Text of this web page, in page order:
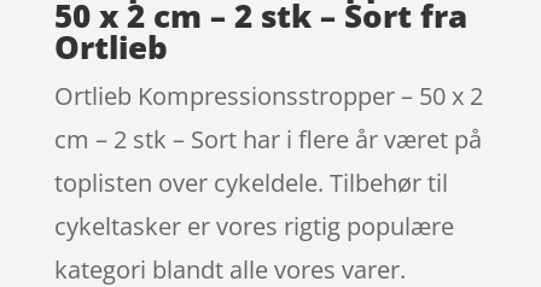
50 x 2 cm – 2 stk – Sort fra
Ortlieb
Ortlieb Kompressionsstropper – 50 x 2
cm – 2 stk – Sort har i flere år været på
toplisten over cykeldele. Tilbehør til
cykeltasker er vores rigtig populære
kategori blandt alle vores varer.